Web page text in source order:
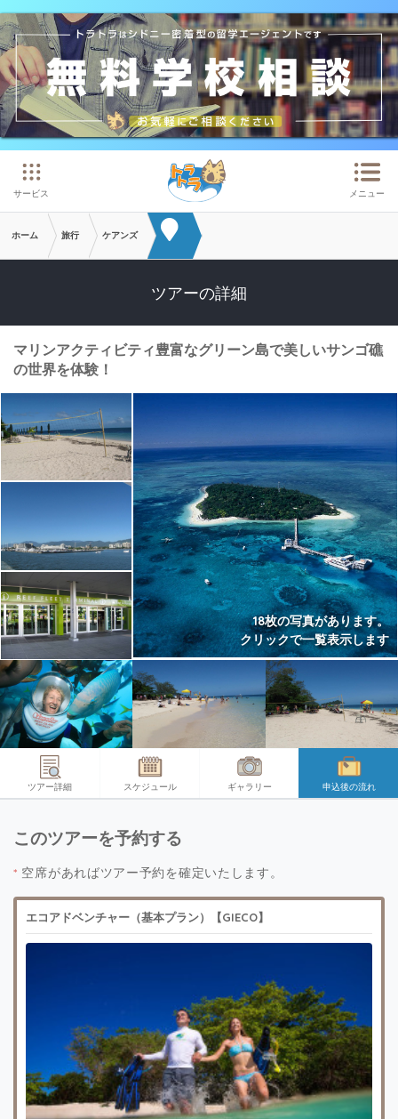
メインコンテンツへスキップ
サービス メニュー
ホーム 旅行 ケアンズ
ツアーの詳細
マリンアクティビティ豊富なグリーン島で美しいサンゴ礁
の世界を体験！
18枚の写真があります。
クリックで一覧表示します
ツアー詳細 スケジュール ギャラリー 申込後の流れ
このツアーを予約する
* 空席があればツアー予約を確定いたします。
エコアドベンチャー（基本プラン）【GIECO】